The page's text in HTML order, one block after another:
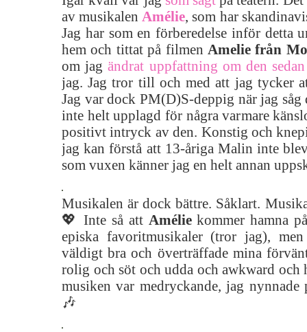
av musikalenAmélie, som har
Jag har som en förberedelse inför detta
hem och tittat på filmen Amelie från
om jagändrat uppfattning om den
jag. Jag tror till och med att jag tycker
Jag var dock PM(D)S-deppig när jag
inte helt upplagd för några varmare
positivt intryck av den. Konstig och
jag kan förstå att 13-åriga Malin inte
som vuxen känner jag en helt annan
Musikalen är dock bättre. Såklart.
💖 Inte så att Améliekommer hamna
episka favoritmusikaler (tror jag),
väldigt bra och överträffade mina
rolig och söt och udda och awkward och
musiken var medryckande, jag nynnade
🎶